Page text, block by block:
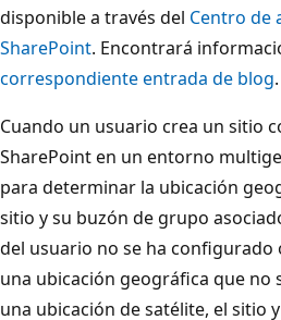
disponible a través del Centro de
SharePoint. Encontrará
correspondiente entrada de blog.
Cuando un usuario crea un sitio
SharePoint en un entorno
para determinar la ubicación
sitio y su buzón de grupo
del usuario no se ha configurado
una ubicación geográfica que no
una ubicación de satélite, el sitio